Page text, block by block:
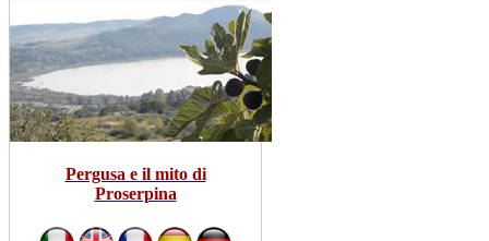
Pergusa e il mito di
Proserpina